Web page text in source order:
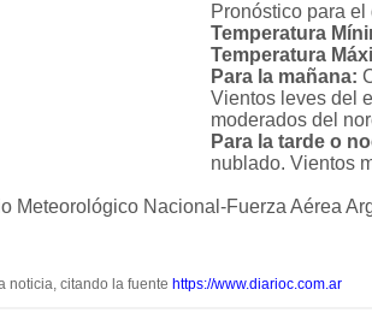
Pronóstico para
Temperatura
Temperatura
Para la mañana:
Vientos leves del
moderados del
Para la tarde o
nublado. Vientos
Meteorológico Nacional-Fuerza Aérea
noticia, citando la fuente https://www.diarioc.com.ar